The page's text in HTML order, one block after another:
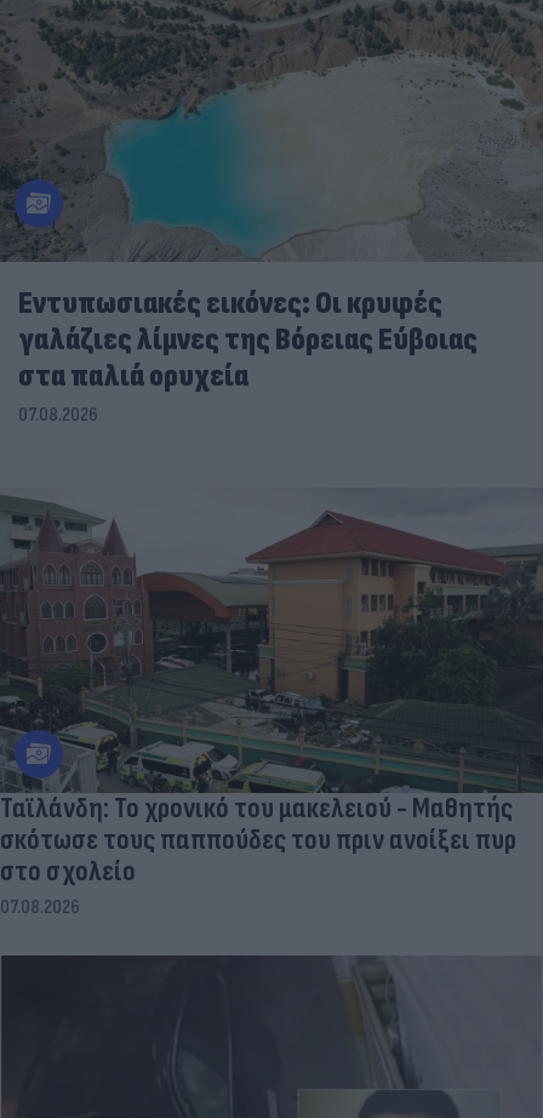
Εντυπωσιακές εικόνες: Οι κρυφές
γαλάζιες λίμνες της Βόρειας Εύβοιας
στα παλιά ορυχεία
07.08.2026
Ταϊλάνδη: Το χρονικό του μακελειού - Μαθητής
σκότωσε τους παππούδες του πριν ανοίξει πυρ
στο σχολείο
07.08.2026